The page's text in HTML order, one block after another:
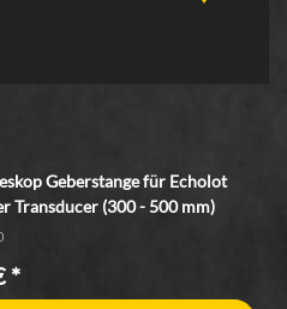
Geberstange für Echolot
Transducer (300 - 500 mm)
*